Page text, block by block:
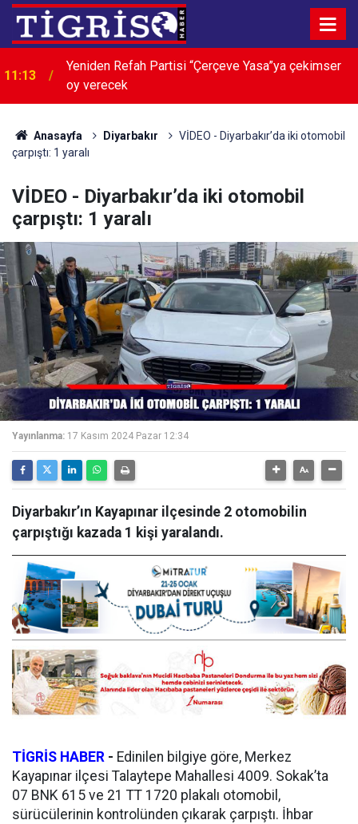
11:13
Yeniden Refah Partisi “Çerçeve Yasa”ya çekimser
oy verecek
Anasayfa Diyarbakır
VİDEO - Diyarbakır’da iki otomobil
çarpıştı: 1 yaralı
VİDEO - Diyarbakır’da iki otomobil
çarpıştı: 1 yaralı
Yayınlanma: 17 Kasım 2024 Pazar 12:34
Diyarbakır’ın Kayapınar ilçesinde 2 otomobilin
çarpıştığı kazada 1 kişi yaralandı.
TİGRİS HABER - Edinilen bilgiye göre, Merkez
Kayapınar ilçesi Talaytepe Mahallesi 4009. Sokak’ta
07 BNK 615 ve 21 TT 1720 plakalı otomobil,
sürücülerinin kontrolünden çıkarak çarpıştı. İhbar